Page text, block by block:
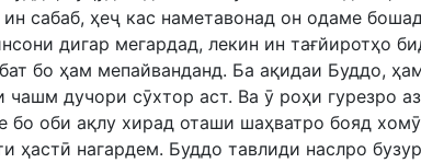
сабаб, ҳеҷ кас наметавонад он одаме
дигар мегардад, лекин ин тағйиротҳо
бо ҳам мепайванданд. Ба ақидаи Буддо,
чашм дучори сӯхтор аст. Ва ӯ роҳи гурезро
бо оби ақлу хирад оташи шаҳватро бояд
ҳастӣ нагардем. Буддо тавлиди наслро